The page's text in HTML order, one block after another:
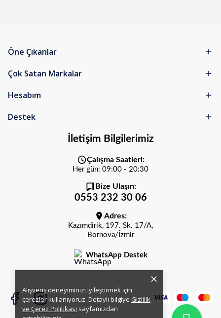
Alışveriş deneyiminizi iyileştirmek için
çerezler kullanıyoruz. Detaylı bilgiye Gizlilik
ve Çerez Politikası sayfamızdan
Öne Çıkanlar
Çok Satan Markalar
Hesabım
Destek
İletişim Bilgilerimiz
Çalışma Saatleri:
Her gün: 09:00 - 20:30
Bize Ulaşın:
0553 232 30 06
Adres:
Kazımdirik, 197. Sk. 17/A,
Bornova/İzmir
WhatsApp Destek